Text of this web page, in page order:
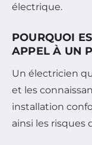
électrique.
POURQUOI
APPEL À UN
Un électricien
et les
installation
ainsi les risques